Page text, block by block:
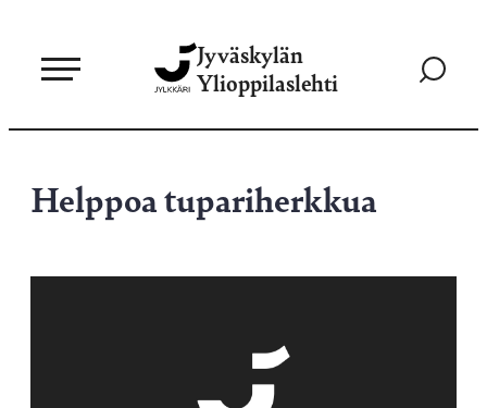
sisältöön
Jyväskylän
Ylioppilaslehti
Siirry
Helppoa tupariherkkua